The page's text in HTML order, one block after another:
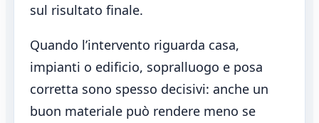
sul risultato finale.
Quando l’intervento riguarda casa,
impianti o edificio, sopralluogo e posa
corretta sono spesso decisivi: anche un
buon materiale può rendere meno se